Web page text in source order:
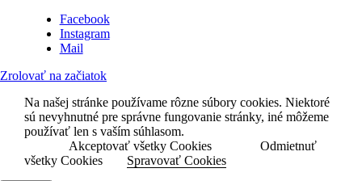
Facebook
Instagram
Mail
Zrolovať na začiatok
Na našej stránke používame rôzne súbory cookies. Niektoré
sú nevyhnutné pre správne fungovanie stránky, iné môžeme
používať len s vaším súhlasom.
Akceptovať všetky Cookies
Odmietnuť
všetky Cookies
Spravovať Cookies